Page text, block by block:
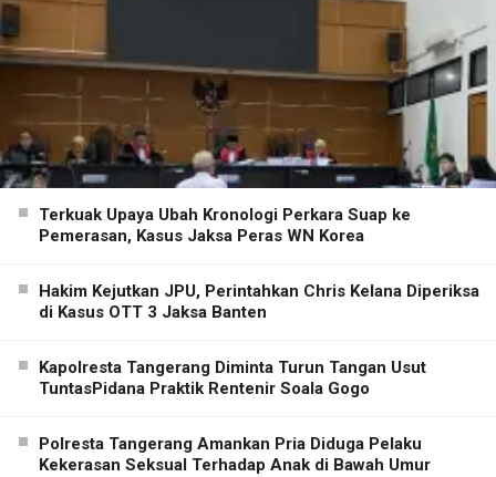
Terkuak Upaya Ubah Kronologi Perkara Suap ke
Pemerasan, Kasus Jaksa Peras WN Korea
Hakim Kejutkan JPU, Perintahkan Chris Kelana Diperiksa
di Kasus OTT 3 Jaksa Banten
Kapolresta Tangerang Diminta Turun Tangan Usut
TuntasPidana Praktik Rentenir Soala Gogo
Polresta Tangerang Amankan Pria Diduga Pelaku
Kekerasan Seksual Terhadap Anak di Bawah Umur